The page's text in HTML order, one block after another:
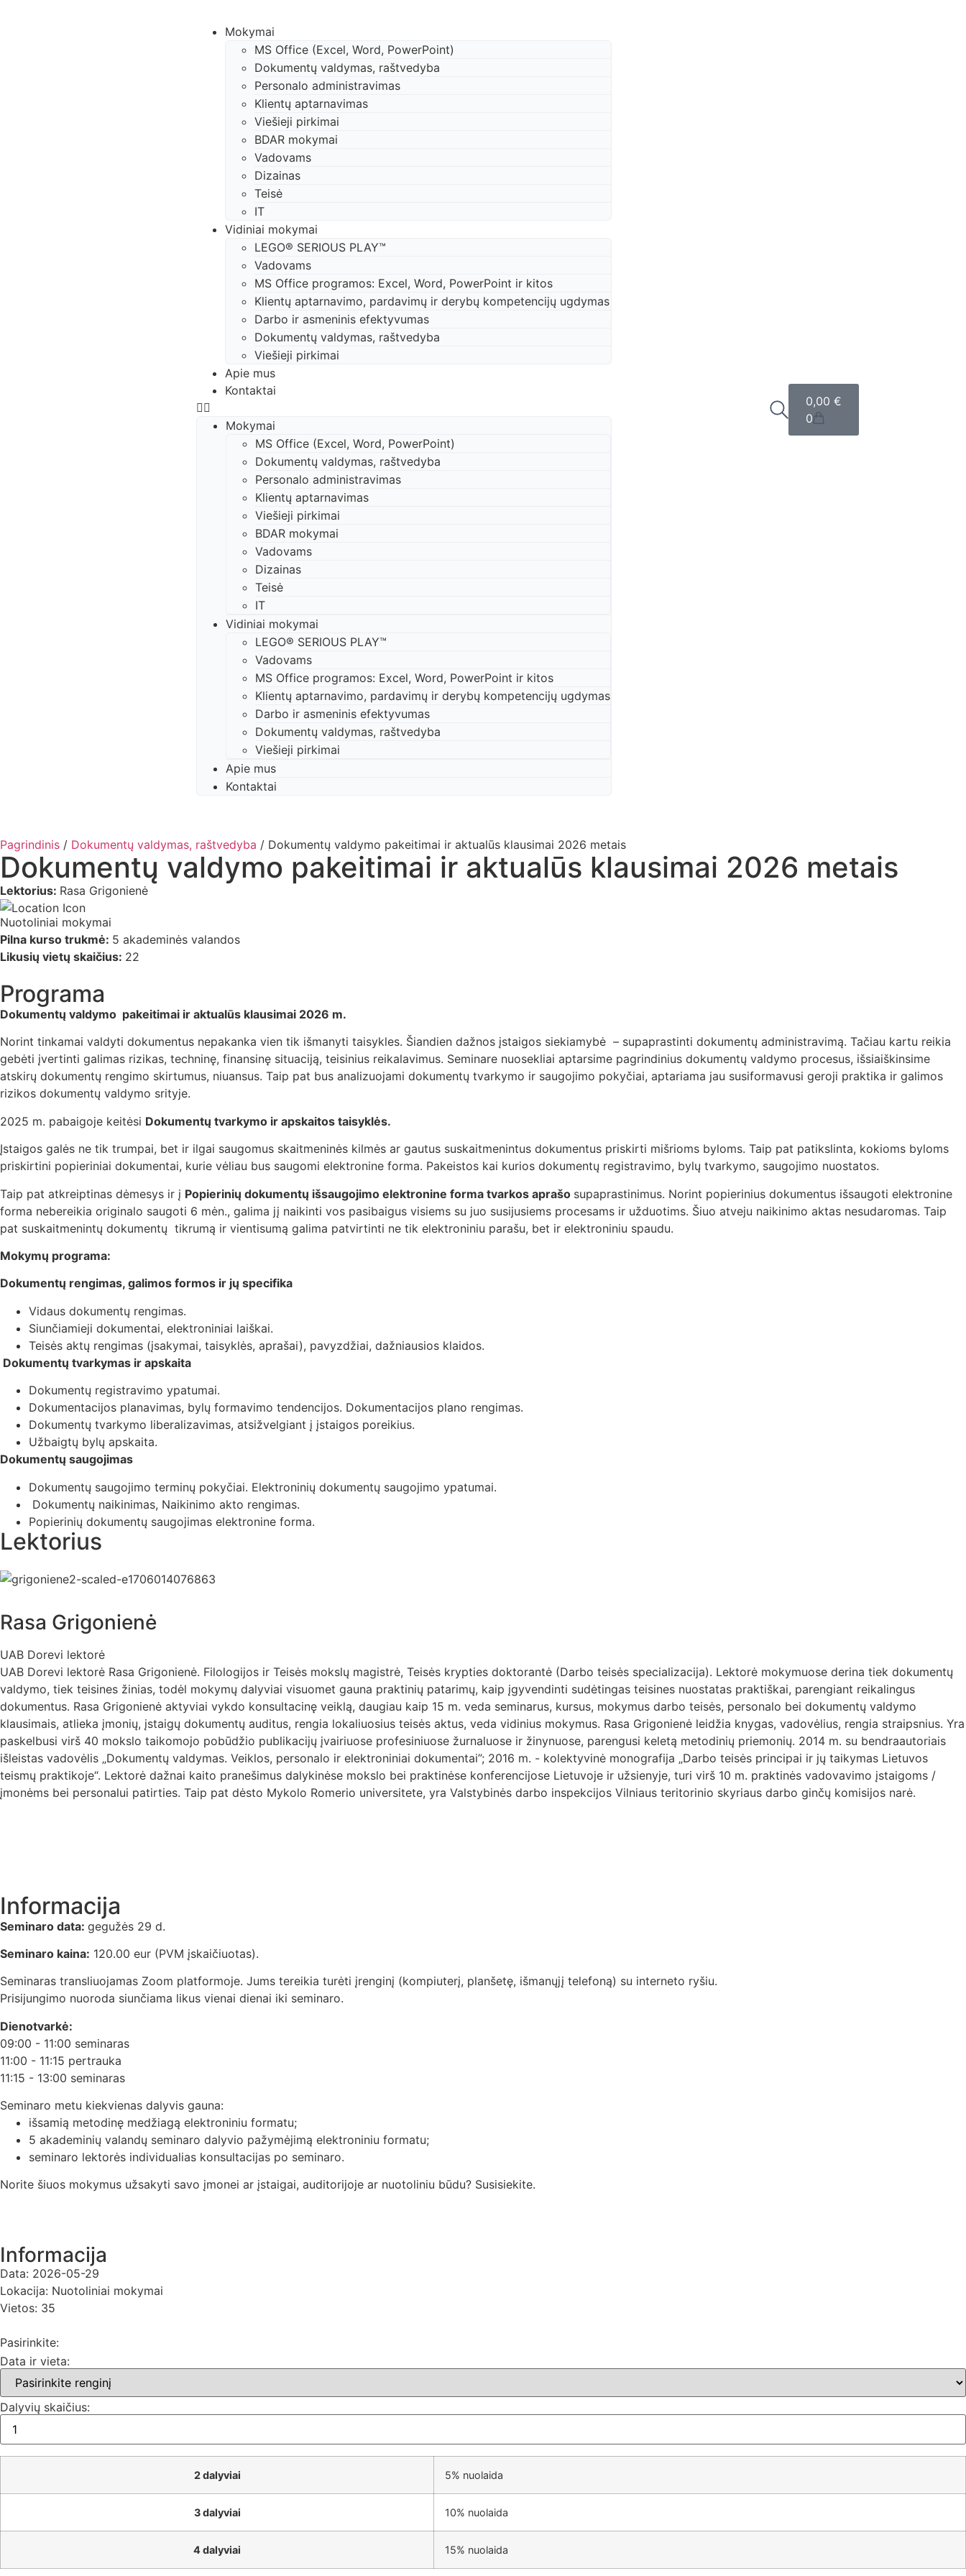
Mokymai
MS Office (Excel, Word, PowerPoint)
Dokumentų valdymas, raštvedyba
Personalo administravimas
Klientų aptarnavimas
Viešieji pirkimai
BDAR mokymai
Vadovams
Dizainas
Teisė
IT
Vidiniai mokymai
LEGO® SERIOUS PLAY™
Vadovams
MS Office programos: Excel, Word, PowerPoint ir kitos
Klientų aptarnavimo, pardavimų ir derybų kompetencijų ugdymas
Darbo ir asmeninis efektyvumas
Dokumentų valdymas, raštvedyba
Viešieji pirkimai
Apie mus
Kontaktai
Mokymai
MS Office (Excel, Word, PowerPoint)
Dokumentų valdymas, raštvedyba
Personalo administravimas
Klientų aptarnavimas
Viešieji pirkimai
BDAR mokymai
Vadovams
Dizainas
Teisė
IT
Vidiniai mokymai
LEGO® SERIOUS PLAY™
Vadovams
MS Office programos: Excel, Word, PowerPoint ir kitos
Klientų aptarnavimo, pardavimų ir derybų kompetencijų ugdymas
Darbo ir asmeninis efektyvumas
Dokumentų valdymas, raštvedyba
Viešieji pirkimai
Apie mus
Kontaktai
0,00 €
0
Pagrindinis / Dokumentų valdymas, raštvedyba / Dokumentų valdymo pakeitimai ir aktualūs klausimai 2026 metais
Dokumentų valdymo pakeitimai ir aktualūs klausimai 2026 metais
Lektorius: Rasa Grigonienė
Nuotoliniai mokymai
Pilna kurso trukmė: 5 akademinės valandos
Likusių vietų skaičius: 22
Programa
Dokumentų valdymo pakeitimai ir aktualūs klausimai 2026 m.
Norint tinkamai valdyti dokumentus nepakanka vien tik išmanyti taisykles. Šiandien dažnos įstaigos siekiamybė – supaprastinti dokumentų administravimą. Tačiau kartu reikia
gebėti įvertinti galimas rizikas, techninę, finansinę situaciją, teisinius reikalavimus. Seminare nuosekliai aptarsime pagrindinius dokumentų valdymo procesus, išsiaiškinsime
atskirų dokumentų rengimo skirtumus, niuansus. Taip pat bus analizuojami dokumentų tvarkymo ir saugojimo pokyčiai, aptariama jau susiformavusi geroji praktika ir galimos
rizikos dokumentų valdymo srityje.
2025 m. pabaigoje keitėsi Dokumentų tvarkymo ir apskaitos taisyklės.
Įstaigos galės ne tik trumpai, bet ir ilgai saugomus skaitmeninės kilmės ar gautus suskaitmenintus dokumentus priskirti mišrioms byloms. Taip pat patikslinta, kokioms byloms
priskirtini popieriniai dokumentai, kurie vėliau bus saugomi elektronine forma. Pakeistos kai kurios dokumentų registravimo, bylų tvarkymo, saugojimo nuostatos.
Taip pat atkreiptinas dėmesys ir į Popierinių dokumentų išsaugojimo elektronine forma tvarkos aprašo supaprastinimus. Norint popierinius dokumentus išsaugoti elektronine
forma nebereikia originalo saugoti 6 mėn., galima jį naikinti vos pasibaigus visiems su juo susijusiems procesams ir užduotims. Šiuo atveju naikinimo aktas nesudaromas. Taip
pat suskaitmenintų dokumentų tikrumą ir vientisumą galima patvirtinti ne tik elektroniniu parašu, bet ir elektroniniu spaudu.
Mokymų programa:
Dokumentų rengimas, galimos formos ir jų specifika
Vidaus dokumentų rengimas.
Siunčiamieji dokumentai, elektroniniai laiškai.
Teisės aktų rengimas (įsakymai, taisyklės, aprašai), pavyzdžiai, dažniausios klaidos.
Dokumentų tvarkymas ir apskaita
Dokumentų registravimo ypatumai.
Dokumentacijos planavimas, bylų formavimo tendencijos. Dokumentacijos plano rengimas.
Dokumentų tvarkymo liberalizavimas, atsižvelgiant į įstaigos poreikius.
Užbaigtų bylų apskaita.
Dokumentų saugojimas
Dokumentų saugojimo terminų pokyčiai. Elektroninių dokumentų saugojimo ypatumai.
Dokumentų naikinimas, Naikinimo akto rengimas.
Popierinių dokumentų saugojimas elektronine forma.
Lektorius
Rasa Grigonienė
UAB Dorevi lektorė
UAB Dorevi lektorė Rasa Grigonienė. Filologijos ir Teisės mokslų magistrė, Teisės krypties doktorantė (Darbo teisės specializacija). Lektorė mokymuose derina tiek dokumentų
valdymo, tiek teisines žinias, todėl mokymų dalyviai visuomet gauna praktinių patarimų, kaip įgyvendinti sudėtingas teisines nuostatas praktiškai, parengiant reikalingus
dokumentus. Rasa Grigonienė aktyviai vykdo konsultacinę veiklą, daugiau kaip 15 m. veda seminarus, kursus, mokymus darbo teisės, personalo bei dokumentų valdymo
klausimais, atlieka įmonių, įstaigų dokumentų auditus, rengia lokaliuosius teisės aktus, veda vidinius mokymus. Rasa Grigonienė leidžia knygas, vadovėlius, rengia straipsnius. Yra
paskelbusi virš 40 mokslo taikomojo pobūdžio publikacijų įvairiuose profesiniuose žurnaluose ir žinynuose, parengusi keletą metodinių priemonių. 2014 m. su bendraautoriais
išleistas vadovėlis „Dokumentų valdymas. Veiklos, personalo ir elektroniniai dokumentai”; 2016 m. - kolektyvinė monografija „Darbo teisės principai ir jų taikymas Lietuvos
teismų praktikoje“. Lektorė dažnai kaito pranešimus dalykinėse mokslo bei praktinėse konferencijose Lietuvoje ir užsienyje, turi virš 10 m. praktinės vadovavimo įstaigoms /
įmonėms bei personalui patirties. Taip pat dėsto Mykolo Romerio universitete, yra Valstybinės darbo inspekcijos Vilniaus teritorinio skyriaus darbo ginčų komisijos narė.
Informacija
Seminaro data: gegužės 29 d.
Seminaro kaina: 120.00 eur (PVM įskaičiuotas).
Seminaras transliuojamas Zoom platformoje. Jums tereikia turėti įrenginį (kompiuterį, planšetę, išmanųjį telefoną) su interneto ryšiu.
Prisijungimo nuoroda siunčiama likus vienai dienai iki seminaro.
Dienotvarkė:
09:00 - 11:00 seminaras
11:00 - 11:15 pertrauka
11:15 - 13:00 seminaras
Seminaro metu kiekvienas dalyvis gauna:
išsamią metodinę medžiagą elektroniniu formatu;
5 akademinių valandų seminaro dalyvio pažymėjimą elektroniniu formatu;
seminaro lektorės individualias konsultacijas po seminaro.
Norite šiuos mokymus užsakyti savo įmonei ar įstaigai, auditorijoje ar nuotoliniu būdu? Susisiekite.
Informacija
Data: 2026-05-29
Lokacija: Nuotoliniai mokymai
Vietos: 35
Pasirinkite:
Data ir vieta:
Dalyvių skaičius:
2 dalyviai 5% nuolaida
3 dalyviai 10% nuolaida
4 dalyviai 15% nuolaida